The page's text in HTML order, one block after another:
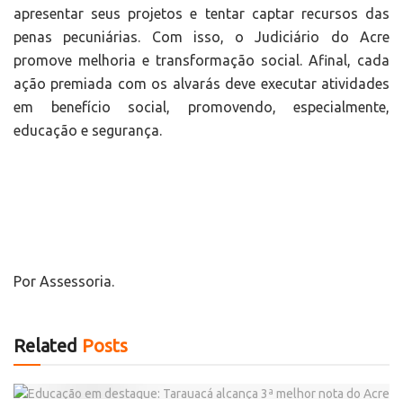
apresentar seus projetos e tentar captar recursos das
penas pecuniárias. Com isso, o Judiciário do Acre
promove melhoria e transformação social. Afinal, cada
ação premiada com os alvarás deve executar atividades
em benefício social, promovendo, especialmente,
educação e segurança.
Por Assessoria.
Related Posts